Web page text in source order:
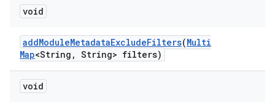
void
addModuleMetadataExcludeFilters(Multi
Map<String , String> filters)
void